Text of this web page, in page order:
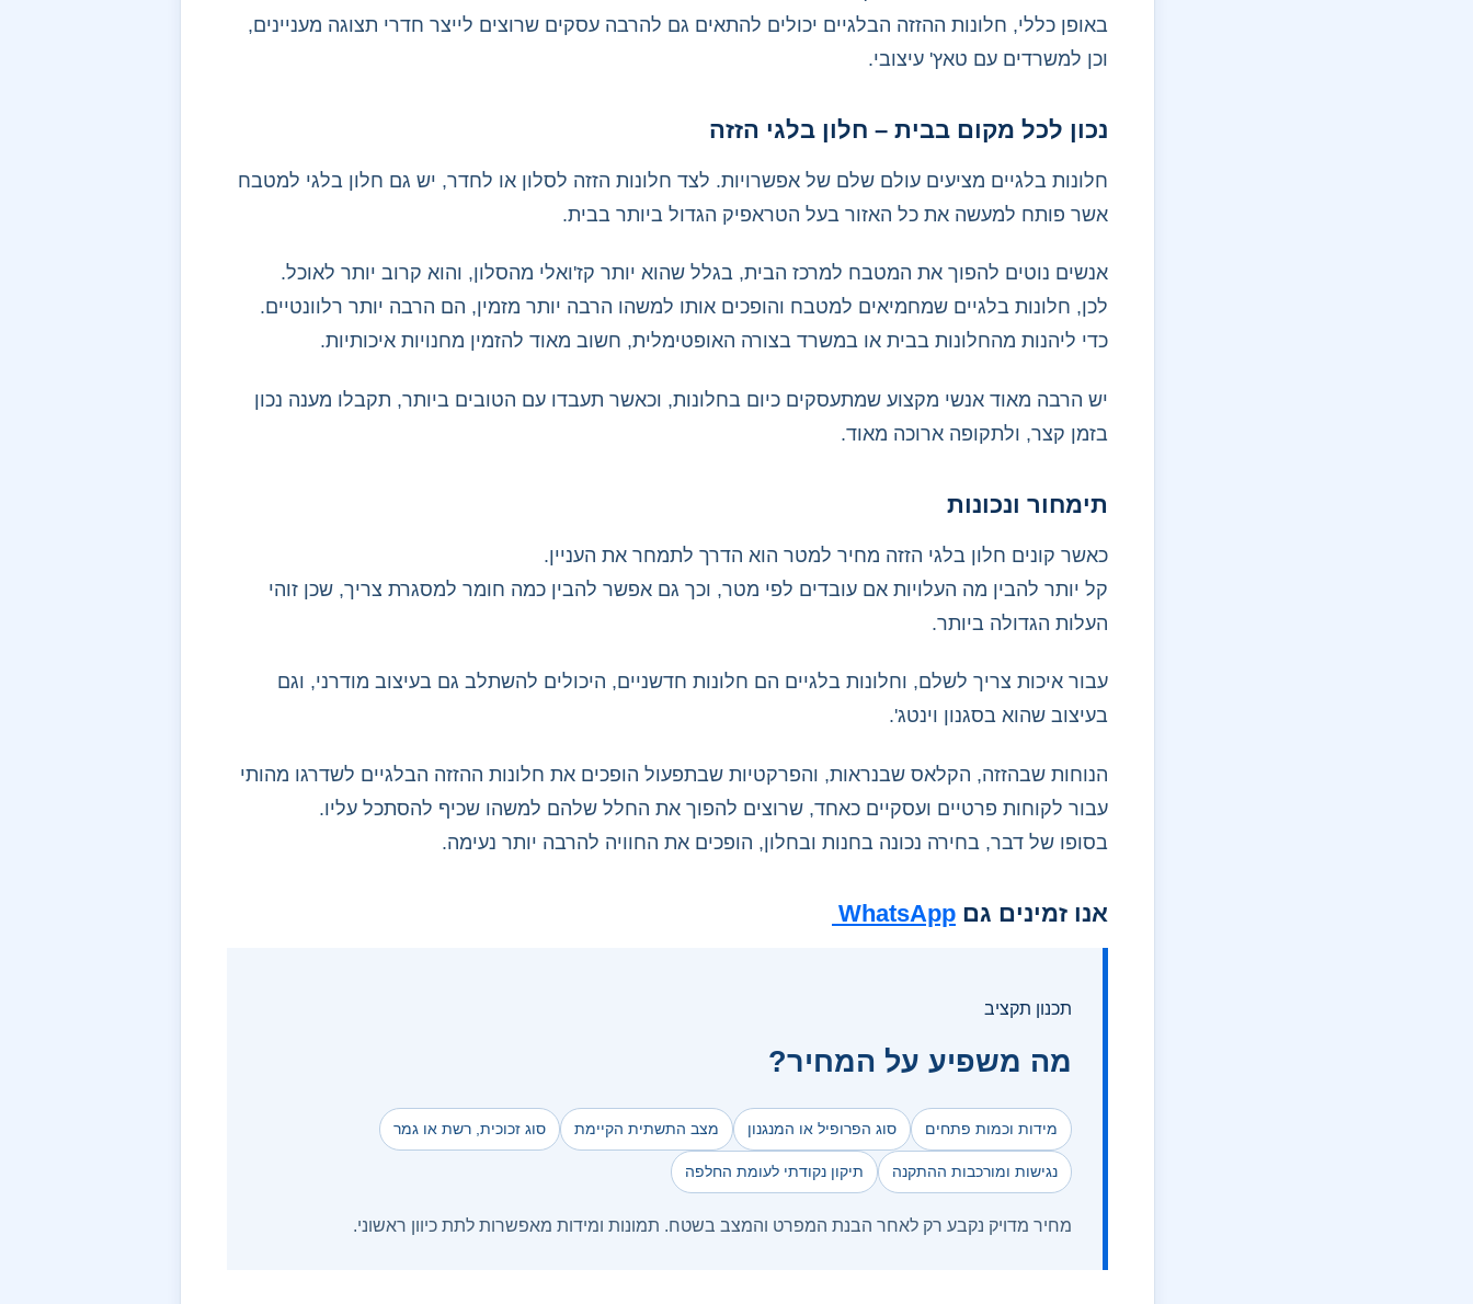
באופן כללי, חלונות ההזזה הבלגיים יכולים להתאים גם להרבה עסקים שרוצים לייצר חדרי תצוגה מעניינים,
וכן למשרדים עם טאץ' עיצובי.
נכון לכל מקום בבית – חלון בלגי הזזה
חלונות בלגיים מציעים עולם שלם של אפשרויות. לצד חלונות הזזה לסלון או לחדר, יש גם חלון בלגי למטבח
אשר פותח למעשה את כל האזור בעל הטראפיק הגדול ביותר בבית.
אנשים נוטים להפוך את המטבח למרכז הבית, בגלל שהוא יותר קז'ואלי מהסלון, והוא קרוב יותר לאוכל.
לכן, חלונות בלגיים שמחמיאים למטבח והופכים אותו למשהו הרבה יותר מזמין, הם הרבה יותר רלוונטיים.
כדי ליהנות מהחלונות בבית או במשרד בצורה האופטימלית, חשוב מאוד להזמין מחנויות איכותיות.
יש הרבה מאוד אנשי מקצוע שמתעסקים כיום בחלונות, וכאשר תעבדו עם הטובים ביותר, תקבלו מענה נכון
בזמן קצר, ולתקופה ארוכה מאוד.
תימחור ונכונות
כאשר קונים חלון בלגי הזזה מחיר למטר הוא הדרך לתמחר את העניין.
קל יותר להבין מה העלויות אם עובדים לפי מטר, וכך גם אפשר להבין כמה חומר למסגרת צריך, שכן זוהי
העלות הגדולה ביותר.
עבור איכות צריך לשלם, וחלונות בלגיים הם חלונות חדשניים, היכולים להשתלב גם בעיצוב מודרני, וגם
בעיצוב שהוא בסגנון וינטג'.
הנוחות שבהזזה, הקלאס שבנראות, והפרקטיות שבתפעול הופכים את חלונות ההזזה הבלגיים לשדרגו מהותי
עבור לקוחות פרטיים ועסקיים כאחד, שרוצים להפוך את החלל שלהם למשהו שכיף להסתכל עליו.
בסופו של דבר, בחירה נכונה בחנות ובחלון, הופכים את החוויה להרבה יותר נעימה.
אנו זמינים גם WhatsApp
תכנון תקציב
מה משפיע על המחיר?
מידות וכמות פתחים סוג הפרופיל או המנגנון מצב התשתית הקיימת סוג זכוכית, רשת או גמר
נגישות ומורכבות ההתקנה תיקון נקודתי לעומת החלפה
מחיר מדויק נקבע רק לאחר הבנת המפרט והמצב בשטח. תמונות ומידות מאפשרות לתת כיוון ראשוני.